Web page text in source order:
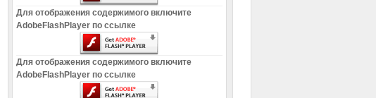
Для отображения содержимого включите
AdobeFlashPlayer по ссылке
Для отображения содержимого включите
AdobeFlashPlayer по ссылке